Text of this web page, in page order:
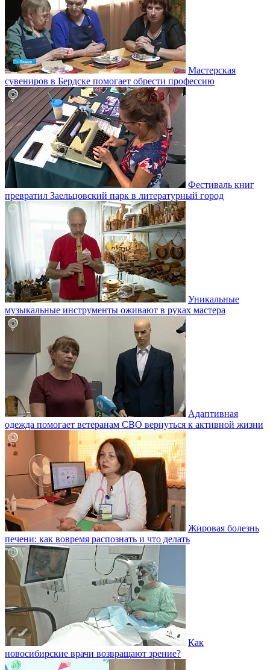
Мастерская
сувениров в Бердске помогает обрести профессию
Фестиваль книг
превратил Заельцовский парк в литературный город
Уникальные
музыкальные инструменты оживают в руках мастера
Адаптивная
одежда помогает ветеранам СВО вернуться к активной жизни
Жировая болезнь
печени: как вовремя распознать и что делать
Как
новосибирские врачи возвращают зрение?